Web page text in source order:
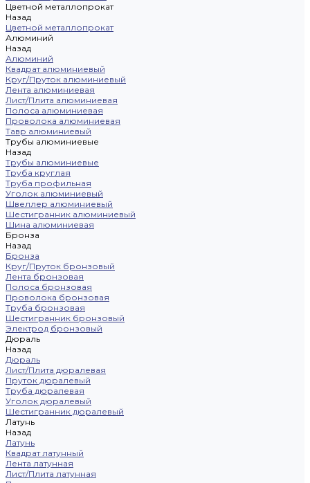
Цветной металлопрокат
Назад
Цветной металлопрокат
Алюминий
Назад
Алюминий
Квадрат алюминиевый
Круг/Пруток алюминиевый
Лента алюминиевая
Лист/Плита алюминиевая
Полоса алюминиевая
Проволока алюминиевая
Тавр алюминиевый
Трубы алюминиевые
Назад
Трубы алюминиевые
Труба круглая
Труба профильная
Уголок алюминиевый
Швеллер алюминиевый
Шестигранник алюминиевый
Шина алюминиевая
Бронза
Назад
Бронза
Круг/Пруток бронзовый
Лента бронзовая
Полоса бронзовая
Проволока бронзовая
Труба бронзовая
Шестигранник бронзовый
Электрод бронзовый
Дюраль
Назад
Дюраль
Лист/Плита дюралевая
Пруток дюралевый
Труба дюралевая
Уголок дюралевый
Шестигранник дюралевый
Латунь
Назад
Латунь
Квадрат латунный
Лента латунная
Лист/Плита латунная